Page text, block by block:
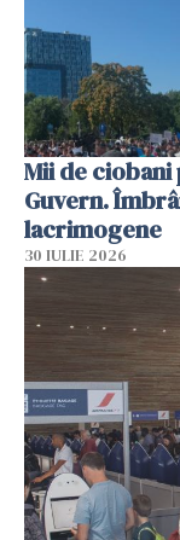
Mii de ciobani
Guvern.
lacrimogene
30 IULIE 2026